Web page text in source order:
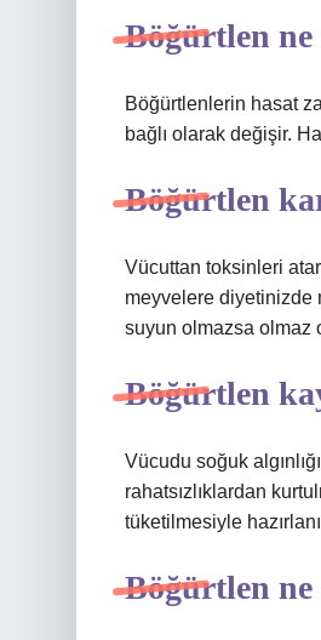
Böğürtlen
Böğürtlenlerin hasat
bağlı olarak değişir.
Böğürtlen
Vücuttan toksinleri
meyvelere diyetinizde
suyun olmazsa olmaz
Böğürtlen
Vücudu soğuk
rahatsızlıklardan
tüketilmesiyle
Böğürtlen